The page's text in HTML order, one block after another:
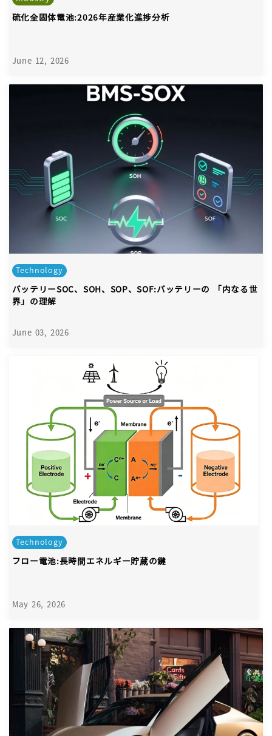
硫化全固体電池:2026年産業化進捗分析
June 12, 2026
Technology
バッテリーSOC、SOH、SOP、SOF:バッテリーの 「内なる世
界」の理解
June 03, 2026
Technology
フロー電池:長時間エネルギー貯蔵の鍵
May 26, 2026